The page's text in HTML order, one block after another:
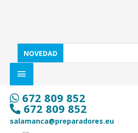
NOVEDAD
CABECERA
672 809 852
672 809 852
salamanca@preparadores.eu